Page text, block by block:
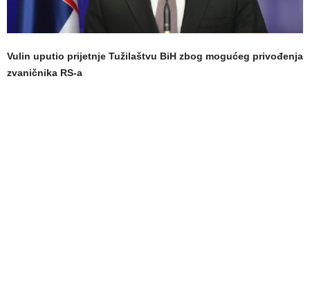
Vulin uputio prijetnje Tužilaštvu BiH zbog mogućeg privođenja
zvaničnika RS-a